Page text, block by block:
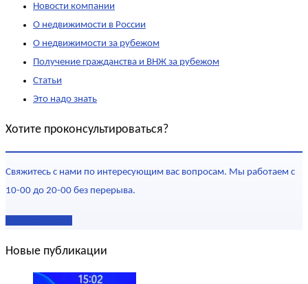
Новости компании
О недвижимости в России
О недвижимости за рубежом
Получение гражданства и ВНЖ за рубежом
Статьи
Это надо знать
Хотите проконсультироваться?
Свяжитесь с нами по интересующим вас вопросам. Мы работаем с
10-00 до 20-00 без перерыва.
Новые публикации